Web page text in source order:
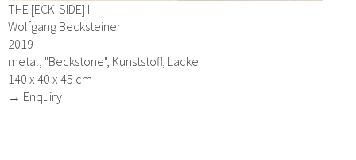
THE [ECK-SIDE] II
Wolfgang Becksteiner
2019
metal, "Beckstone", Kunststoff, Lacke
140 x 40 x 45 cm
→ Enquiry